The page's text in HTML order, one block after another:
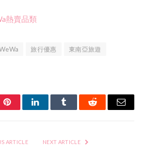
熱賣品類
旅行優惠
東南亞旅遊
PinterestLinkedInTumblr Reddit Email
ARTICLE NEXT ARTICLE